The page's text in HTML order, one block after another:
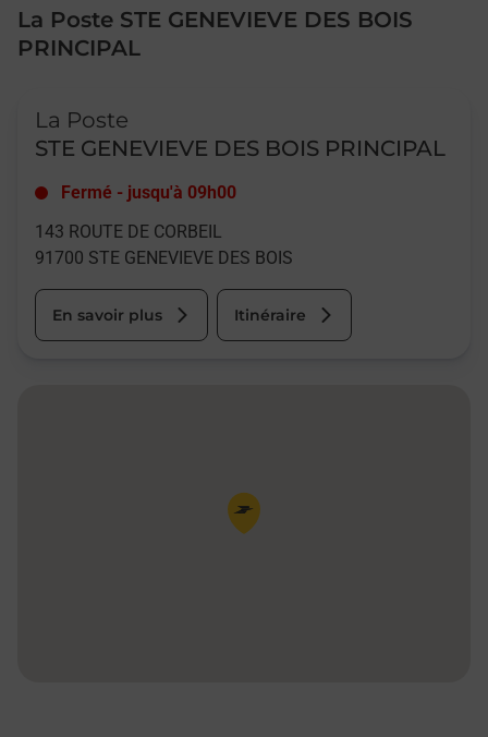
La Poste STE GENEVIEVE DES BOIS
PRINCIPAL
La Poste
STE GENEVIEVE DES BOIS PRINCIPAL
Fermé - jusqu'à 09h00
143 ROUTE DE CORBEIL
91700 STE GENEVIEVE DES BOIS
En savoir plus Itinéraire
Pin de la carte